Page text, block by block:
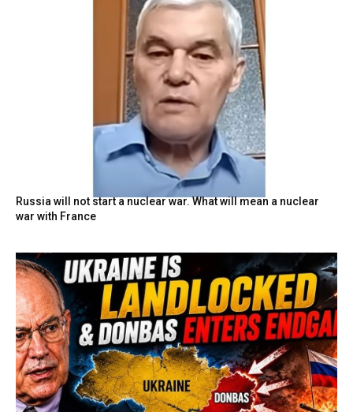
Russia will not start a nuclear war. What will mean a nuclear
war with France